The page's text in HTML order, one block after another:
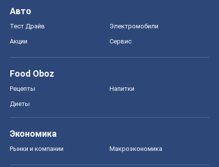
Авто
Тест Драйв Электромобили
Акции Сервис
Food Oboz
Рецепты Напитки
Диеты
Экономика
Рынки и компании Mакроэкономика